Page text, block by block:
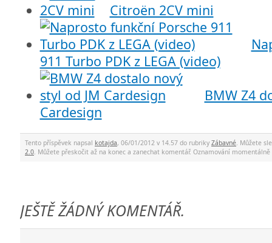
Citroën 2CV mini
911 Turbo PDK z LEGA (video)
BMW Z4
Cardesign
Tento příspěvek napsal kotajda, 06/01/2012 v 14.57 do rubriky Zábavné . Můžete
2.0 . Můžete přeskočit až na konec a zanechat komentář. Oznamování
JEŠTĚ ŽÁDNÝ KOMENTÁŘ.